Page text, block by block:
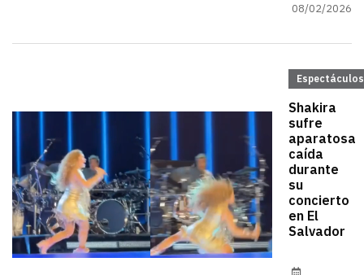
08/02/2026
Espectáculos
Shakira
sufre
aparatosa
caída
durante
su
concierto
en El
Salvador